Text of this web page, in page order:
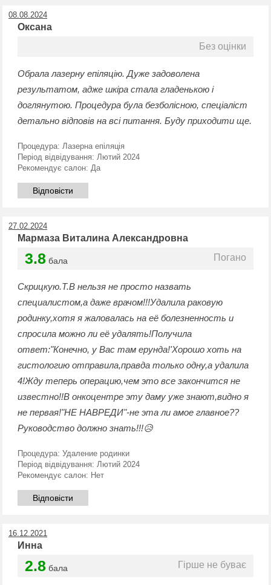
08.08.2024
Оксана
Без оцінки
Обрала лазерну епіляцію. Дуже задоволена
результатом, адже шкіра стала гладенькою і
доглянутою. Процедура була безболісною, спеціаліст
детально відповів на всі питання. Буду приходити ще.
Процедура: Лазерна епіляція
Період відвідування: Лютий 2024
Рекомендує салон: Да
Відповісти
27.02.2024
Мармаза Виталина Александровна
3.8 бала Погано
Скрицкую.Т.В нельзя не просто назвать
специалистом,а даже врачом!!!Удалила раковую
родинку,хотя я жаловалась на её болезненность и
спросила можно ли её удалять!Получила
ответ:"Конечно, у Вас там ерунда!'Хорошо хоть на
гистологию отправила,правда только одну,а удалила
4!Жду теперь операцию,чем это все закончится не
известно!!В онкоцентре эту даму уже знают,видно я
не первая!"НЕ НАВРЕДИ"-не эта ли амое главное??
Руководство должно знать!!!😥
Процедура: Удаление родинки
Період відвідування: Лютий 2024
Рекомендує салон: Нет
Відповісти
16.12.2021
Инна
2.8 бала Гірше не буває